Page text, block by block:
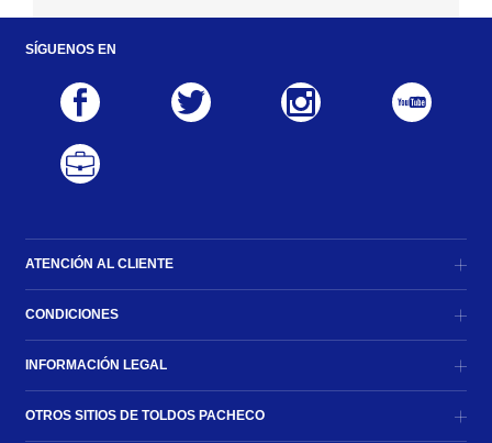
SÍGUENOS EN
ATENCIÓN AL CLIENTE
CONDICIONES
INFORMACIÓN LEGAL
OTROS SITIOS DE TOLDOS PACHECO